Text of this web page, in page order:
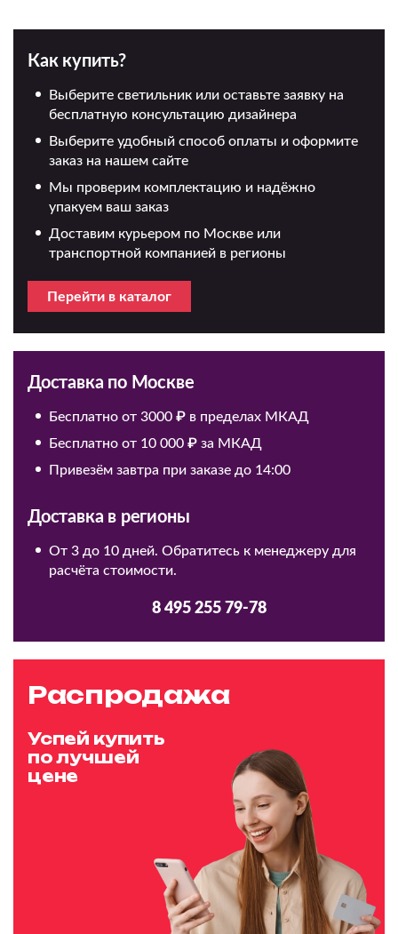
Как купить?
Выберите светильник или оставьте заявку на
бесплатную консультацию дизайнера
Выберите удобный способ оплаты и оформите
заказ на нашем сайте
Мы проверим комплектацию и надёжно
упакуем ваш заказ
Доставим курьером по Москве или
транспортной компанией в регионы
Перейти в каталог
Доставка по Москве
Бесплатно от 3000 ₽ в пределах МКАД
Бесплатно от 10 000 ₽ за МКАД
Привезём завтра при заказе до 14:00
Доставка в регионы
От 3 до 10 дней. Обратитесь к менеджеру для
расчёта стоимости.
8 495 255 79-78
Распродажа
Успей купить
по лучшей
цене